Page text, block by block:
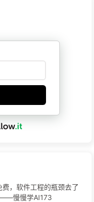
费，软件工程的瓶颈去了
——慢慢学AI173